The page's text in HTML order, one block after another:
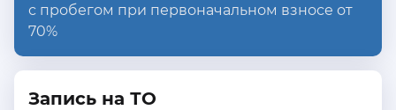
с пробегом при первоначальном взносе от
70%
Запись на ТО